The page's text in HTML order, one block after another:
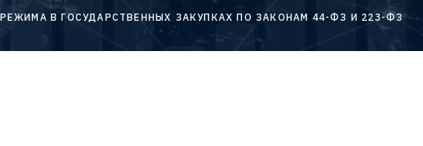
В ГОСУДАРСТВЕННЫХ ЗАКУПКАХ ПО ЗАКОНАМ 44-ФЗ И 223-ФЗ